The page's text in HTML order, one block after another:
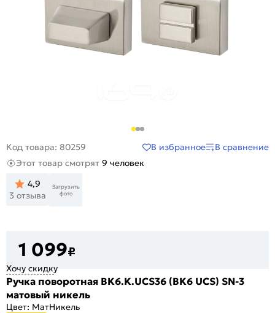
Код товара: 80259 В избранное
В сравнение
Этот товар смотрят 9 человек
4,9
3 отзыва
Загрузить
фото
1 099₽
Хочу скидку
Ручка поворотная BK6.K.UCS36 (BK6 UCS) SN-3
матовый никель
Цвет: МатНикель